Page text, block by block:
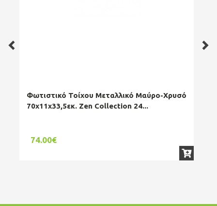
Φωτιστικό Τοίχου Μεταλλικό Μαύρο-Χρυσό
70x11x33,5εκ. Zen Collection 24...
74.00€